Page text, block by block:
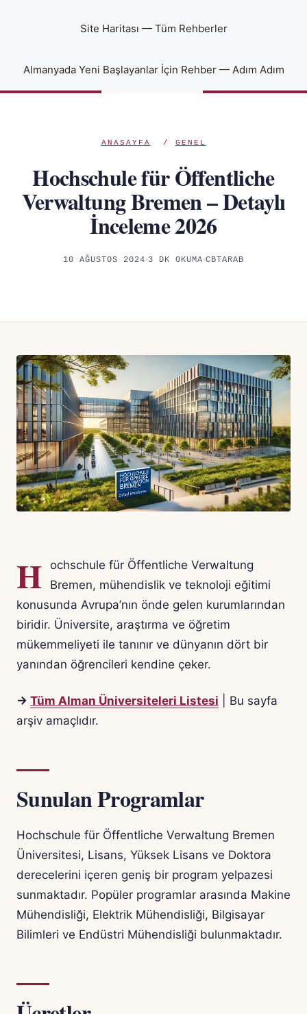
Site Haritası — Tüm Rehberler
Almanyada Yeni Başlayanlar İçin Rehber — Adım Adım
ANASAYFA / GENEL
Hochschule für Öffentliche
Verwaltung Bremen – Detaylı
İnceleme 2026
10 AĞUSTOS 2024 3 DK OKUMA CBTARAB
H ochschule für Öffentliche Verwaltung
Bremen, mühendislik ve teknoloji eğitimi
konusunda Avrupa’nın önde gelen kurumlarından
biridir. Üniversite, araştırma ve öğretim
mükemmeliyeti ile tanınır ve dünyanın dört bir
yanından öğrencileri kendine çeker.
→ Tüm Alman Üniversiteleri Listesi | Bu sayfa
arşiv amaçlıdır.
Sunulan Programlar
Hochschule für Öffentliche Verwaltung Bremen
Üniversitesi, Lisans, Yüksek Lisans ve Doktora
derecelerini içeren geniş bir program yelpazesi
sunmaktadır. Popüler programlar arasında Makine
Mühendisliği, Elektrik Mühendisliği, Bilgisayar
Bilimleri ve Endüstri Mühendisliği bulunmaktadır.